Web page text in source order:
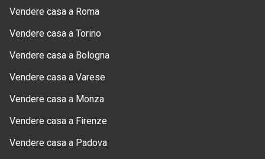
Vendere casa a Roma
Vendere casa a Torino
Vendere casa a Bologna
Vendere casa a Varese
Vendere casa a Monza
Vendere casa a Firenze
Vendere casa a Padova